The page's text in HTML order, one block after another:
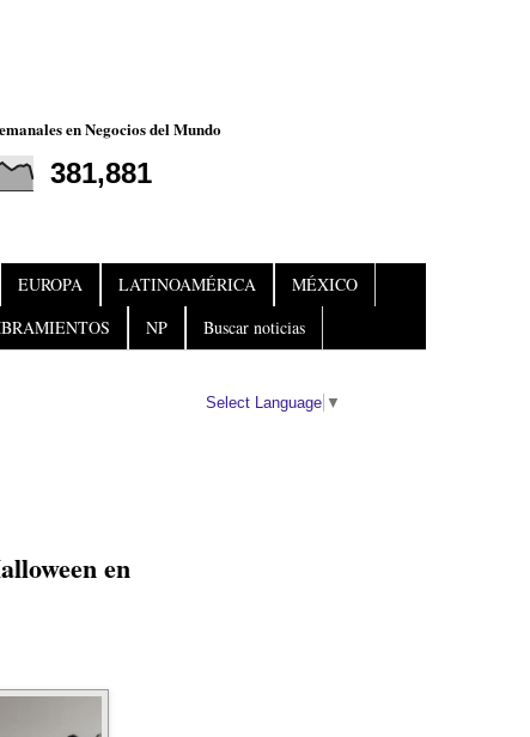
en Negocios del Mundo
381,881
EUROPA LATINOAMÉRICA
MÉXICO
NP Buscar noticias
en
Select Language ▼